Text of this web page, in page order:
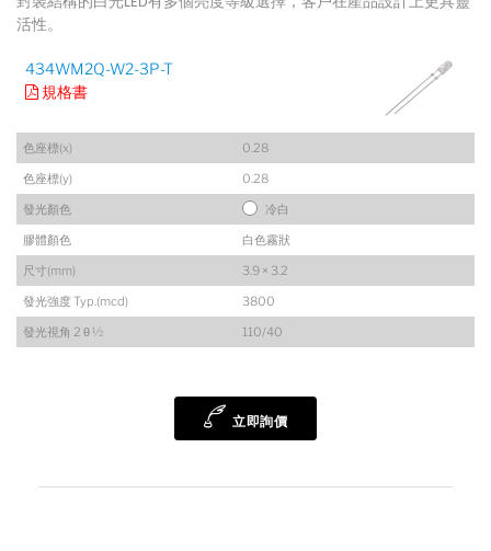
活性。
434WM2Q-W2-3P-T
規格書
色座標(x)
0.28
色座標(y)
0.28
發光顏色
冷白
膠體顏色
白色霧狀
尺寸(mm)
3.9 × 3.2
發光強度 Typ.(mcd)
3800
發光視角 2 θ ½
110/40
立即詢價